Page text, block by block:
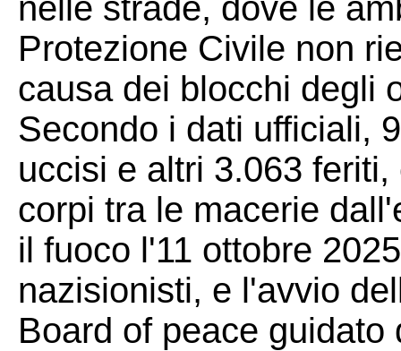
nelle strade, dove le
Protezione Civile non
causa dei blocchi degli
Secondo i dati ufficiali,
uccisi e altri 3.063
corpi tra le macerie
il fuoco l'11 ottobre
nazisionisti, e l'avvio
Board of peace guidato